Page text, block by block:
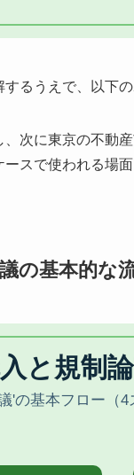
るうえで、以下
次に東京の不動
スで使われる場
の基本的な